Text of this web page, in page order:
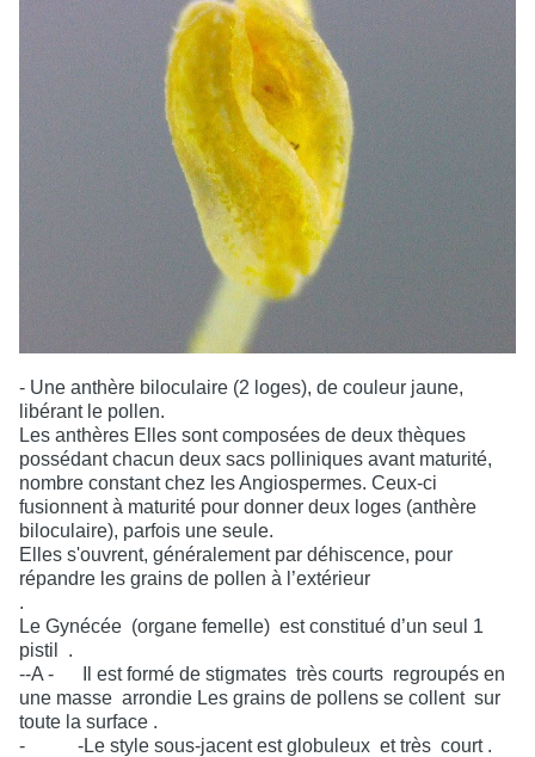
- Une anthère biloculaire (2 loges), de couleur jaune,
libérant le pollen.
Les anthères Elles sont composées de deux thèques
possédant chacun deux sacs polliniques avant maturité,
nombre constant chez les Angiospermes. Ceux-ci
fusionnent à maturité pour donner deux loges (anthère
biloculaire), parfois une seule.
Elles s'ouvrent, généralement par déhiscence, pour
répandre les grains de pollen à l’extérieur
.
Le Gynécée (organe femelle) est constitué d’un seul 1
pistil
.
--A -
Il est formé de stigmates très courts regroupés en
une masse arrondie Les grains de pollens se collent sur
toute la surface .
-
-Le style sous-jacent est globuleux et très court .